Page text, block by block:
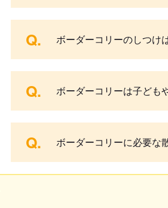
Q. ボーダーコリーのしつけ
Q. ボーダーコリーは子ども
Q. ボーダーコリーに必要な